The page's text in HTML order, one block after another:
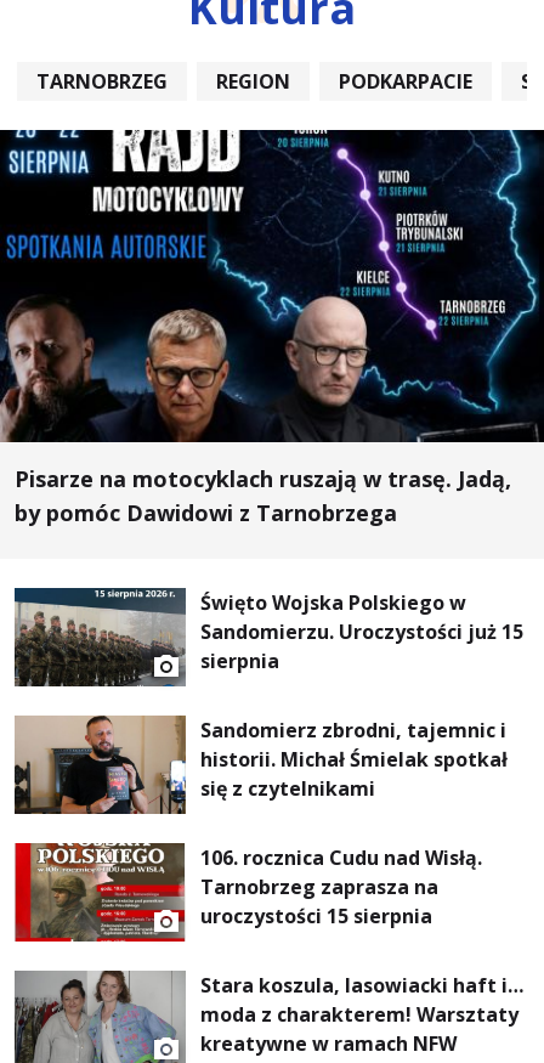
TARNOBRZEG REGION PODKARPACIE
Pisarze na motocyklach ruszają w trasę. Jadą,
by pomóc Dawidowi z Tarnobrzega
Święto Wojska Polskiego w
Sandomierzu. Uroczystości już 15
sierpnia
Sandomierz zbrodni, tajemnic i
historii. Michał Śmielak spotkał
się z czytelnikami
106. rocznica Cudu nad Wisłą.
Tarnobrzeg zaprasza na
uroczystości 15 sierpnia
Stara koszula, lasowiacki haft i…
moda z charakterem! Warsztaty
kreatywne w ramach NFW